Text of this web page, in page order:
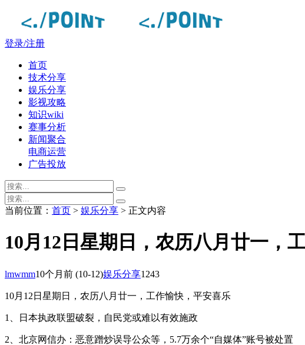
登录/注册
首页
技术分享
娱乐分享
影视攻略
知识wiki
赛事分析
新闻聚合
电商运营
广告投放
当前位置： 首页 > 娱乐分享 > 正文内容
10月12日星期日，农历八月廿一，
lmwmm10个月前 (10-12)娱乐分享1243
10月12日星期日，农历八月廿一，工作愉快，平安喜乐
1、日本执政联盟破裂，自民党或难以有效施政
2、北京网信办：恶意蹭炒误导公众等，5.7万余个“自媒体”账号被处置